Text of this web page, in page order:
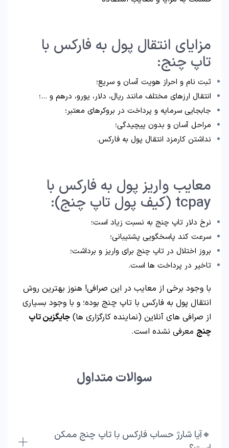
مزایای انتقال پول به فارکس با
تاپ چنج:
ثبت نام و احراز هویت آسان و سریع؛
انتقال ارزهای مختلف مانند ریال، دلار، یورو، درهم و …؛
جابجایی سرمایه و پرداخت در بروکرهای معتبر؛
مراحل آسان و بدون پیچیدگی؛
نداشتن کارمزد انتقال پول به فارکس.
معایب واریز پول به فارکس با
tcpay (کیف پول تاپ چنج):
نرخ دلار تاپ چنج به نسبت زیاد است؛
سرعت کند پاسخگویی پشتیبانی؛
بروز اختلال در تاپ چنج برای واریز و برداشت؛
تاخیر در پرداخت ها است.
با وجود برخی از معایب در این صرافی! هنوز بهترین روش
انتقال پول به فارکس با تاپ چنج بوده؛ و با وجود بسیاری
از صرافی های آنلاین (نماینده کارگزاری ها) جایگزین تاپ
چنج معرفی نشده است.
سوالات متداول
🔸آیا شارژ حساب فارکس با تاپ چنج ممکن